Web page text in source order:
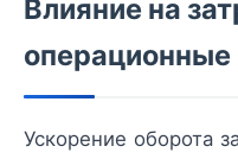
Влияние на
операционные
Ускорение оборота